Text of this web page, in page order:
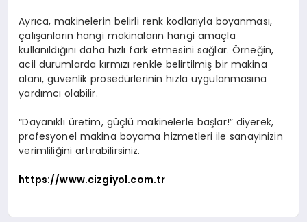
Ayrıca, makinelerin belirli renk kodlarıyla boyanması,
çalışanların hangi makinaların hangi amaçla
kullanıldığını daha hızlı fark etmesini sağlar. Örneğin,
acil durumlarda kırmızı renkle belirtilmiş bir makina
alanı, güvenlik prosedürlerinin hızla uygulanmasına
yardımcı olabilir.
“Dayanıklı üretim, güçlü makinelerle başlar!” diyerek,
profesyonel makina boyama hizmetleri ile sanayinizin
verimliliğini artırabilirsiniz.
https://www.cizgiyol.com.tr